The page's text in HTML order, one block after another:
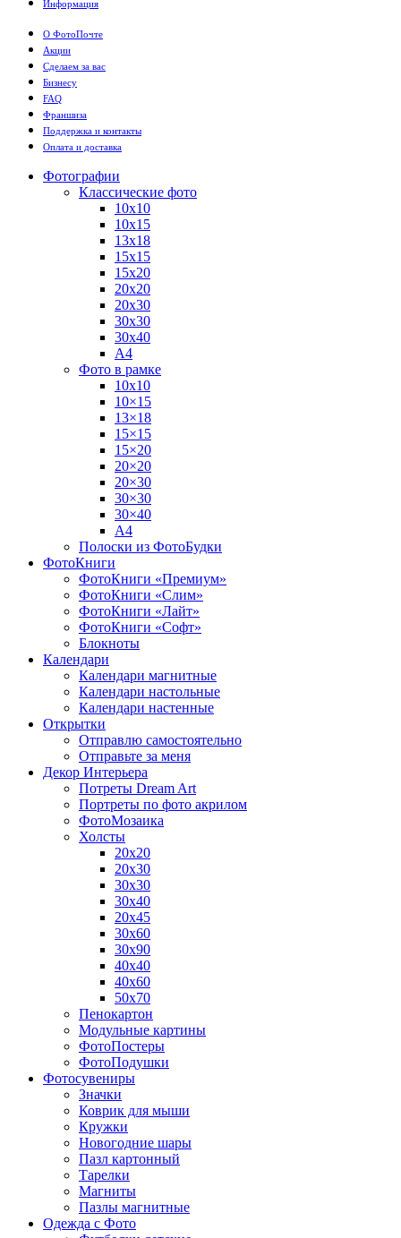
Информация
О ФотоПочте
Акции
Сделаем за вас
Бизнесу
FAQ
Франшиза
Поддержка и контакты
Оплата и доставка
Фотографии
Классические фото
10х10
10х15
13х18
15х15
15х20
20х20
20х30
30х30
30х40
А4
Фото в рамке
10х10
10×15
13×18
15×15
15×20
20×20
20×30
30×30
30×40
A4
Полоски из ФотоБудки
ФотоКниги
ФотоКниги «Премиум»
ФотоКниги «Слим»
ФотоКниги «Лайт»
ФотоКниги «Софт»
Блокноты
Календари
Календари магнитные
Календари настольные
Календари настенные
Открытки
Отправлю самостоятельно
Отправьте за меня
Декор Интерьера
Потреты Dream Art
Портреты по фото акрилом
ФотоМозаика
Холсты
20х20
20х30
30х30
30х40
20х45
30х60
30х90
40х40
40х60
50х70
Пенокартон
Модульные картины
ФотоПостеры
ФотоПодушки
Фотоcувениры
Значки
Коврик для мыши
Кружки
Новогодние шары
Пазл картонный
Тарелки
Магниты
Пазлы магнитные
Одежда с Фото